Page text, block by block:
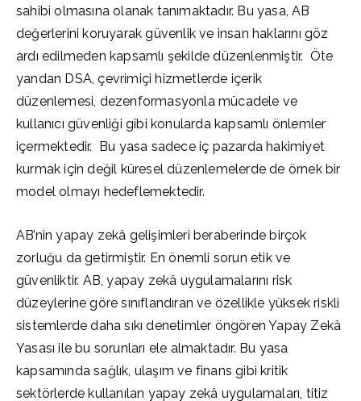
sahibi olmasına olanak tanımaktadır. Bu yasa, AB
değerlerini koruyarak güvenlik ve insan haklarını göz
ardı edilmeden kapsamlı şekilde düzenlenmiştir. Öte
yandan DSA, çevrimiçi hizmetlerde içerik
düzenlemesi, dezenformasyonla mücadele ve
kullanıcı güvenliği gibi konularda kapsamlı önlemler
içermektedir. Bu yasa sadece iç pazarda hakimiyet
kurmak için değil küresel düzenlemelerde de örnek bir
model olmayı hedeflemektedir.
AB’nin yapay zekâ gelişimleri beraberinde birçok
zorluğu da getirmiştir. En önemli sorun etik ve
güvenliktir. AB, yapay zekâ uygulamalarını risk
düzeylerine göre sınıflandıran ve özellikle yüksek riskli
sistemlerde daha sıkı denetimler öngören Yapay Zekâ
Yasası ile bu sorunları ele almaktadır. Bu yasa
kapsamında sağlık, ulaşım ve finans gibi kritik
sektörlerde kullanılan yapay zekâ uygulamaları, titiz